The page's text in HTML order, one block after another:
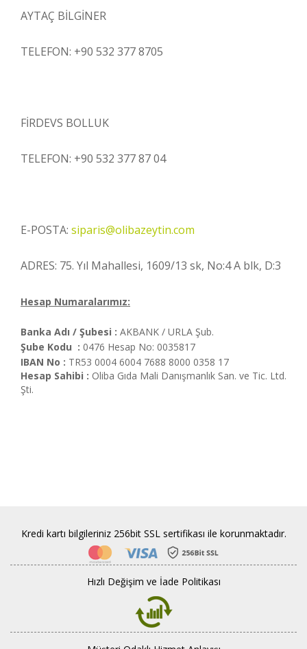
SAYFA
Sofralık
Sıkım
Üretim
Kalibre
Demektir
İletişim
Bizden
AYTAÇ BİLGİNER
TELEFON: +90 532 377 8705
FİRDEVS BOLLUK
TELEFON: +90 532 377 87 04
E-POSTA: siparis@olibazeytin.com
ADRES: 75. Yıl Mahallesi, 1609/13 sk, No:4 A blk, D:3
Hesap Numaralarımız:
Banka Adı / Şubesi : AKBANK / URLA Şub.
Şube Kodu : 0476 Hesap No: 0035817
IBAN No : TR53 0004 6004 7688 8000 0358 17
Hesap Sahibi : Oliba Gıda Mali Danışmanlık San. ve Tic. Ltd.
Şti.
Kredi kartı bilgileriniz 256bit SSL sertifikası ile korunmaktadır.
Hızlı Değişim ve İade Politikası